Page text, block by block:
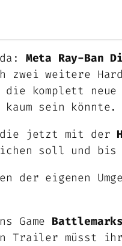
Meta Ray-Ban
weitere
die komplett
sein könnte.
jetzt mit der
soll und
der eigenen
Game Battlemarks
Trailer müsst